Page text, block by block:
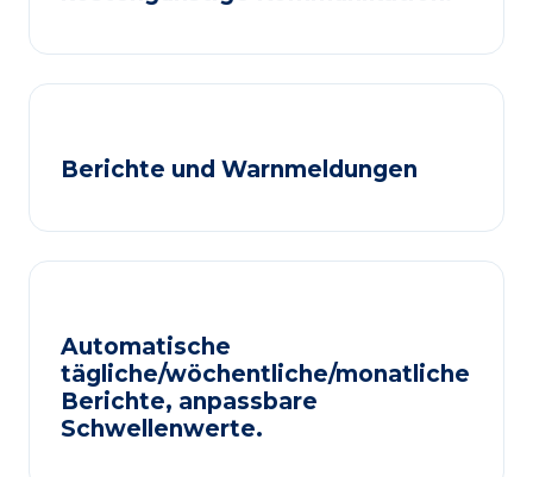
Berichte und Warnmeldungen
Automatische
tägliche/wöchentliche/monatliche
Berichte, anpassbare
Schwellenwerte.